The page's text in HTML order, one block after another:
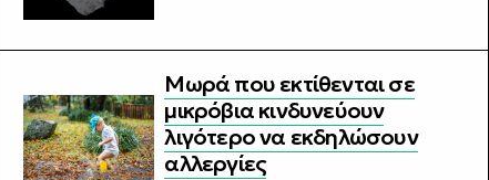
Μωρά που εκτίθενται σε
μικρόβια κινδυνεύουν
λιγότερο να εκδηλώσουν
αλλεργίες